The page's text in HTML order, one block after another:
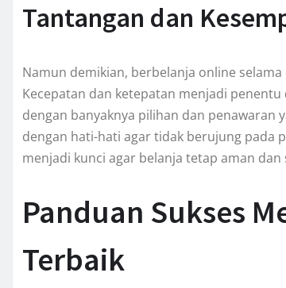
Tantangan dan
Namun demikian, berbelanja online
Kecepatan dan ketepatan menjadi
dengan banyaknya pilihan dan
dengan hati-hati agar tidak berujung pada
menjadi kunci agar belanja tetap aman dan
Panduan Sukses
Terbaik